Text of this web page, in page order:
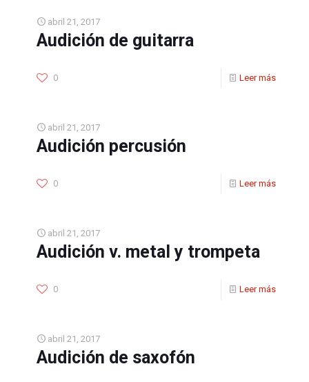
abril 21, 2017
Audición de guitarra
0 Leer más
abril 21, 2017
Audición percusión
0 Leer más
abril 21, 2017
Audición v. metal y trompeta
0 Leer más
abril 21, 2017
Audición de saxofón